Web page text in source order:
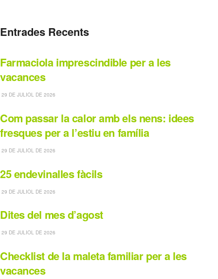
Entrades Recents
Farmaciola imprescindible per a les
vacances
29 DE JULIOL DE 2026
Com passar la calor amb els nens: idees
fresques per a l’estiu en família
29 DE JULIOL DE 2026
25 endevinalles fàcils
29 DE JULIOL DE 2026
Dites del mes d’agost
29 DE JULIOL DE 2026
Checklist de la maleta familiar per a les
vacances